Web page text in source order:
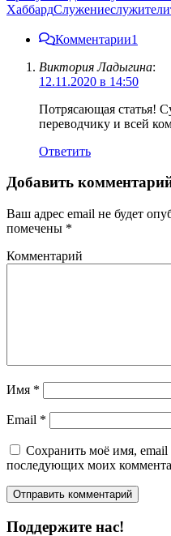
ХаббардСлужениеслужители
Комментарии1
Виктория Ладыгина:
12.11.2020 в 14:50
Потрясающая статья!
переводчику и всей
Ответить
Добавить
Ваш адрес email не будет
помечены *
Комментарий
Имя *
Email *
Сохранить моё имя, email
последующих моих
Поддержите нас!